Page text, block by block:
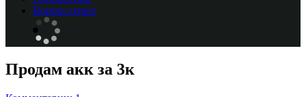
Вопрос-ответ
Продам акк за 3к